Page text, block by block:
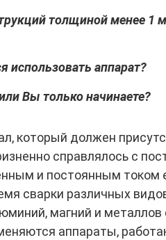
толщиной менее
использовать аппарат?
Вы только начинаете?
который должен
справлялось с
и постоянным током
сварки различных
магний и металлов
аппараты,